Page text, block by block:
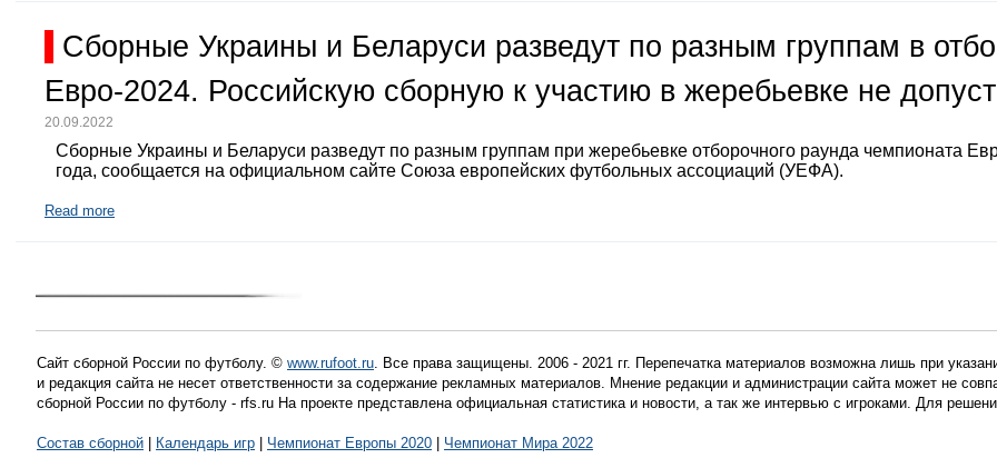
Сборные Украины и Беларуси разведут по разным группам в
Евро-2024. Российскую сборную к участию в жеребьевке не
20.09.2022
Сборные Украины и Беларуси разведут по разным группам при жеребьевке отборочного раунда чемпионата
года, сообщается на официальном сайте Союза европейских футбольных ассоциаций (УЕФА).
Read more
Сайт сборной России по футболу. © www.rufoot.ru. Все права защищены. 2006 - 2021 гг. Перепечатка материалов возможна лишь при
и редакция сайта не несет ответственности за содержание рекламных материалов. Мнение редакции и администрации сайта может не
сборной России по футболу - rfs.ru На проекте представлена официальная статистика и новости, а так же интервью с игроками. Для
Состав сборной Календарь игр Чемпионат Европы 2020 Чемпионат Мира 2022